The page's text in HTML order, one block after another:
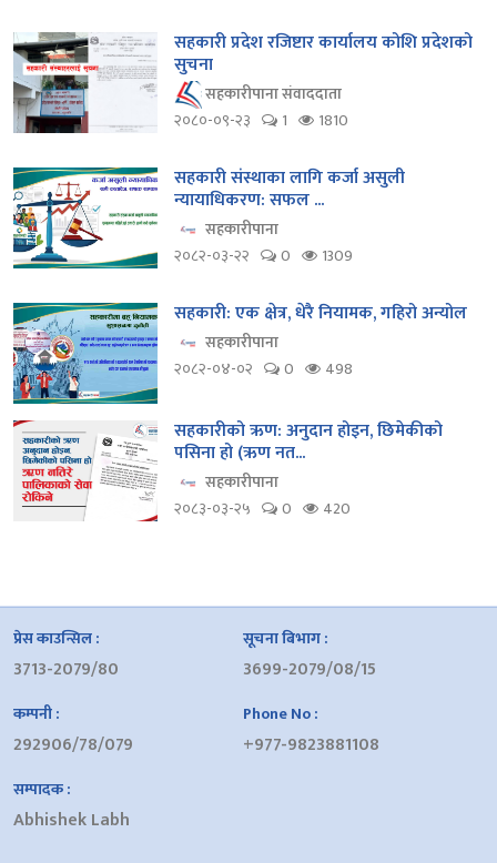
सहकारी प्रदेश रजिष्टार कार्यालय कोशि प्रदेशको
सुचना
सहकारीपाना संवाददाता
२०८०-०९-२३
1 1810
सहकारी संस्थाका लागि कर्जा असुली
न्यायाधिकरण: सफल ...
सहकारीपाना
२०८२-०३-२२
0 1309
सहकारी: एक क्षेत्र, धेरै नियामक, गहिरो अन्योल
सहकारीपाना
२०८२-०४-०२
0 498
सहकारीको ऋण: अनुदान होइन, छिमेकीको
पसिना हो (ऋण नत...
सहकारीपाना
२०८३-०३-२५
0 420
प्रेस काउन्सिल :
3713-2079/80
सूचना बिभाग :
3699-2079/08/15
कम्पनी :
292906/78/079
Phone No :
+977-9823881108
सम्पादक :
Abhishek Labh